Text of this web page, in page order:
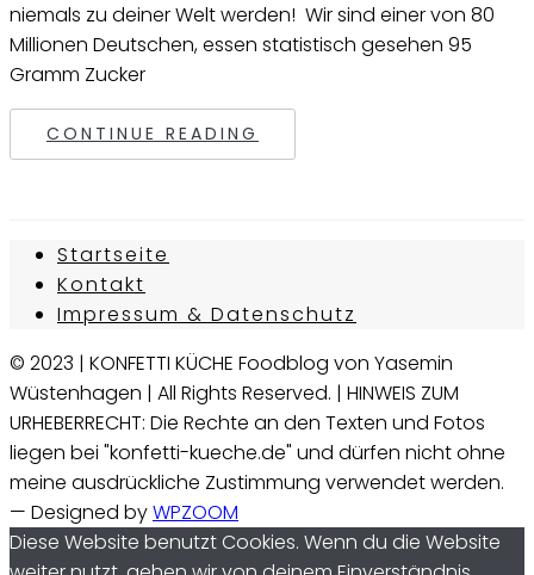
niemals zu deiner Welt werden! Wir sind einer von 80
Millionen Deutschen, essen statistisch gesehen 95
Gramm Zucker
CONTINUE READING
Startseite
Kontakt
Impressum & Datenschutz
© 2023 | KONFETTI KÜCHE Foodblog von Yasemin
Wüstenhagen | All Rights Reserved. | HINWEIS ZUM
URHEBERRECHT: Die Rechte an den Texten und Fotos
liegen bei "konfetti-kueche.de" und dürfen nicht ohne
meine ausdrückliche Zustimmung verwendet werden.
— Designed byWPZOOM
Diese Website benutzt Cookies. Wenn du die Website